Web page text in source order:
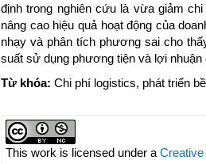
định trong nghiên cứu là vừa giảm
nâng cao hiệu quả hoạt động của
nhạy và phân tích phương sai cho
suất sử dụng phương tiện và lợi nhuận
Từ khóa: Chi phí logistics, phát triển
Article
Details
This work is licensed under a